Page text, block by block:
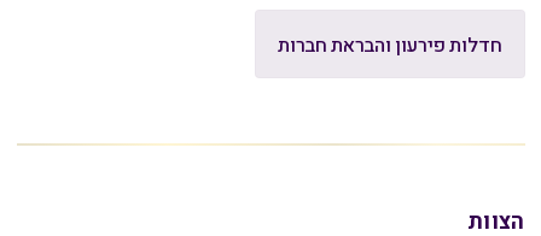
חדלות פירעון והבראת חברות
הצוות